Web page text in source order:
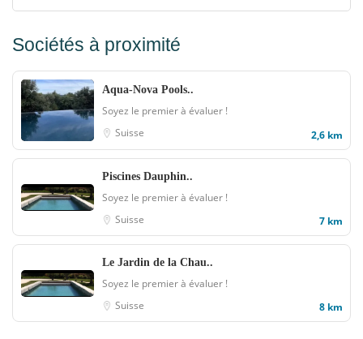
Sociétés à proximité
Aqua-Nova Pools..
Soyez le premier à évaluer !
Suisse
2,6 km
Piscines Dauphin..
Soyez le premier à évaluer !
Suisse
7 km
Le Jardin de la Chau..
Soyez le premier à évaluer !
Suisse
8 km